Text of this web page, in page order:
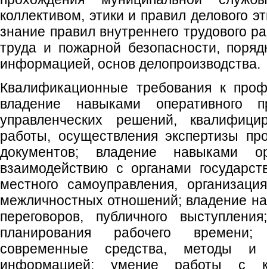
коллективом, этики и правил делового
знание правил внутреннего трудового
труда и пожарной безопасности,
информацией, основ делопроизводства.
Квалификационные требования к
владение навыками оперативного
управленческих решений,
работы, осуществления экспертизы
документов; владение навыками
взаимодействию с органами
местного самоуправления,
межличностных отношений; владение
переговоров, публичного
планирования рабочего времени;
современные средства, методы и
информацией; умение работы с